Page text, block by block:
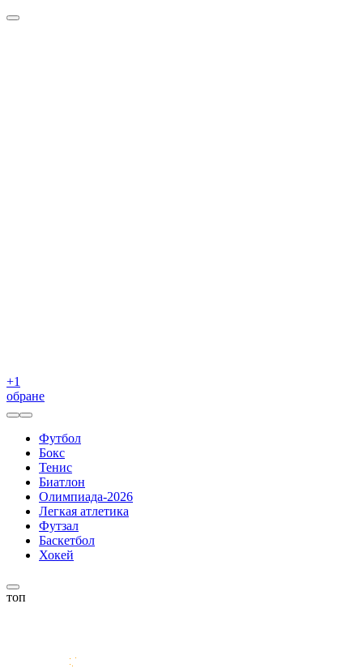
+1
обране
Футбол
Бокс
Тенис
Биатлон
Олимпиада-2026
Легкая атлетика
Футзал
Баскетбол
Хокей
топ